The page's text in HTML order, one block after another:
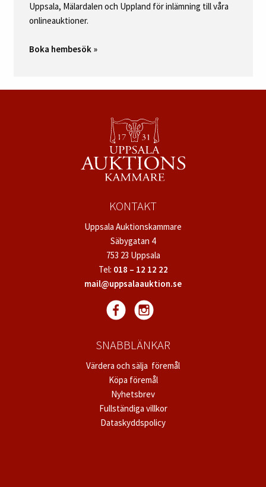
Uppsala, Mälardalen och Uppland för inlämning till våra
onlineauktioner.
Boka hembesök »
KONTAKT
Uppsala Auktionskammare
Säbygatan 4
753 23 Uppsala
Tel: 018 – 12 12 22
mail@uppsalaauktion.se
SNABBLÄNKAR
Värdera och sälja föremål
Köpa föremål
Nyhetsbrev
Fullständiga villkor
Dataskyddspolicy